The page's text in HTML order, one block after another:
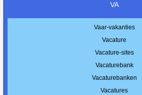
VA
Vaar-vakanties
Vacature
Vacature-sites
Vacaturebank
Vacaturebanken
Vacatures